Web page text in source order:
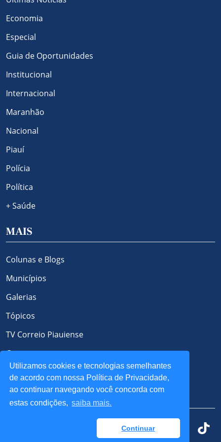
Utilizamos cookies e tecnologias semelhantes
de acordo com nossa Política de Privacidade,
ao continuar navegando você concorda com
estas condições, saiba mais.
Continuar
Economia
Especial
Guia de Oportunidades
Institucional
Internacional
Maranhão
Nacional
Piauí
Polícia
Política
+ Saúde
MAIS
Colunas e Blogs
Municípios
Galerias
Tópicos
TV Correio Piauiense
Contato
Política de Privacidade e Cookies
REDES SOCIAIS